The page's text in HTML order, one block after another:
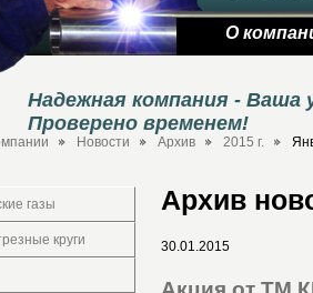
О
Надежная компания - Ваша
Проверено временем!
Новости Архив 2015 г.
газы
круги
Архив
30.01.2015